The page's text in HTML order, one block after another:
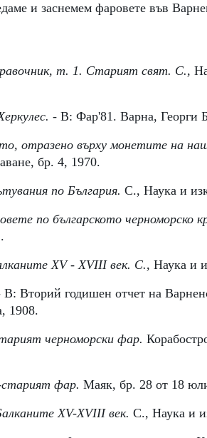
и заснемем фаровете във
т. 1. Старият свят. С.,
- В: Фар'81. Варна, Георги
отразено върху монетите на
бр. 4, 1970.
по България. С., Наука и
по българското черноморско
XV - XVIII век. С., Наука и
В: Вторий годишен отчет на
1908.
черноморски фар.
фар. Маяк, бр. 28 от 18
XV-XVIII век. С., Наука и